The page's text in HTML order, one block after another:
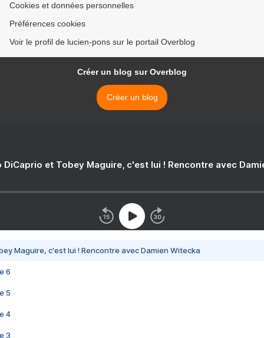
Cookies et données personnelles
Préférences cookies
Voir le profil de lucien-pons sur le portail Overblog
Créer un blog sur Overblog
Créer un blog
DiCaprio et Tobey Maguire, c'est lui ! Rencontre avec
Maguire, c'est lui ! Rencontre avec Damien Witecka
6
5
4
3